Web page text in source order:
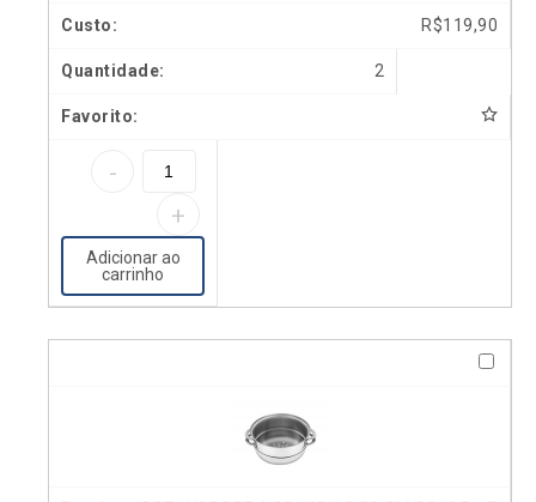
R$119,90
2
Adicionar ao
carrinho